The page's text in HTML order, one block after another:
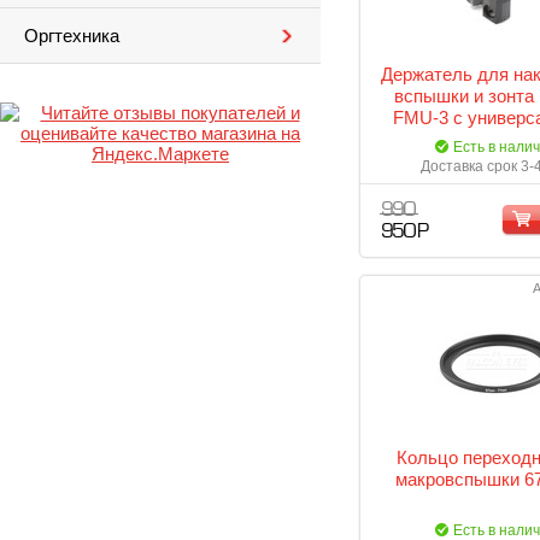
Оргтехника
Держатель для
вспышки и зонта
FMU-3 с
креплением 1/
Есть в
Доставка срок 3-
990
950 Р
Кольцо
макровспышки
Есть в